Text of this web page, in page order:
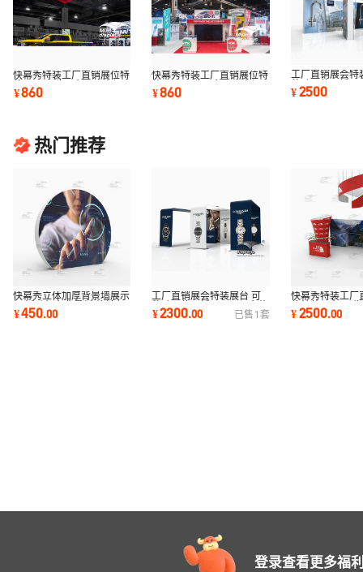
快幕秀特装工厂直销展位特
装吊顶 展览展台吊顶商场
超市广告吊顶
¥860
快幕秀特装工厂直销展位特
装吊顶 展览展台吊顶商场
超市广告吊顶
¥860
工厂直销展会特
移动展位可循
转印布画面
¥2500
热门推荐
快幕秀立体加厚背景墙展示
架 活动舞台背景板 热转印
画面广告架
¥450.00
工厂直销展会特装展台 可
移动展位可循环再用展台热
转印布画面
¥2300.00 已售 1 套
快幕秀特装工厂
位特装展台 展
精装设计制作
¥2500.00
登录查看更多福